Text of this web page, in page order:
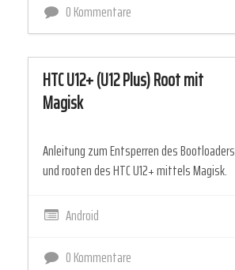
0 Kommentare
HTC U12+ (U12 Plus) Root mit
Magisk
Anleitung zum Entsperren des Bootloaders
und rooten des HTC U12+ mittels Magisk.
Android
0 Kommentare